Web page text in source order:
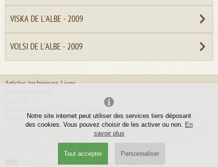
Notre site internet peut utiliser des services tiers déposant
des cookies. Vous pouvez choisir de les activer ou non. En
savoir plus
Tout accepter Personnaliser
VISKA DE L'ALBE - 2009
VOLSI DE L'ALBE - 2009
Articles techniques Liens
Découvrez aussi notre gîte 5 personnes en Moselle
Equitation islandaise en Moselle. L'élevage Les Islandais de l'Albe accueille des élèves de
tout âge à l'école d'équitation, ainsi que des personnes handicapées. Organisation de
Wir sprechen deutsch, kontakt Sie uns !